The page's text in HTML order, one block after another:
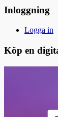
Inloggning
Logga in
Köp en